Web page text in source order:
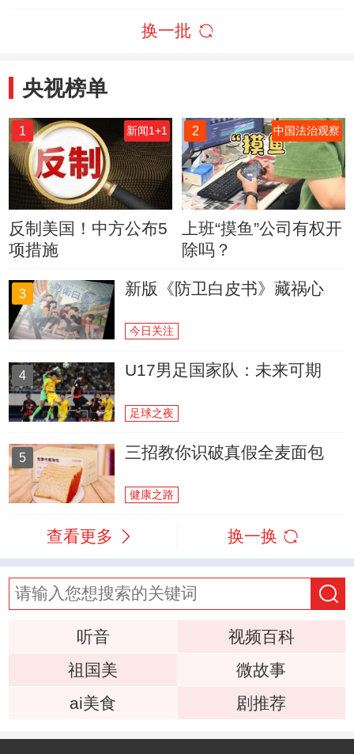
换一批
央视榜单
1 新闻1+1
反制美国！中方公布5
项措施
2 中国法治观察
上班“摸鱼”公司有权开
除吗？
3 新版《防卫白皮书》藏祸心
今日关注
4 U17男足国家队：未来可期
足球之夜
5 三招教你识破真假全麦面包
健康之路
查看更多 换一换
听音
视频百科
祖国美
微故事
ai美食
剧推荐